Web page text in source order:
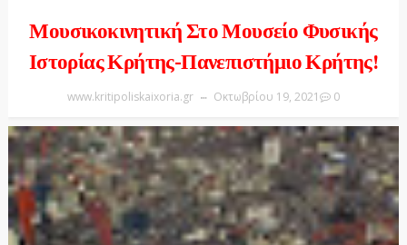
Μουσικοκινητική Στο Μουσείο Φυσικής
Ιστορίας Κρήτης-Πανεπιστήμιο Κρήτης!
www.kritipoliskaixoria.gr Οκτωβρίου 19, 2021 0